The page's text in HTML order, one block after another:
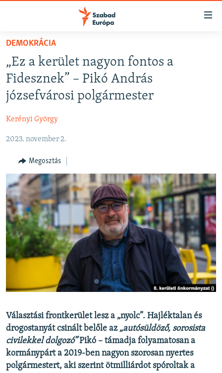
Akadálymentes
Ugrás
fő
oldalra
Ugrás
tartalomjegyzékre
NAPIRENDEN
AKTUÁLIS
PODCASTOK
ELEMZŐ
NER15
SZABADON
TÁRSADALOM
DEMOKRÁCIA
A PÉNZ NYOMÁBAN
EURÓPAI UNIÓ
VILÁG
KLÍMAVÁLTOZÁS
A MÚLT TANULSÁGAI
KÖVESSEN MINKET!
Valamennyi RFE/RL weboldal
DEMOKRÁCIA
„Ez a kerület nagyon fontos a
Fidesznek” – Pikó András
józsefvárosi polgármester
Kerényi György
2023. november 2.
Megosztás
Választási frontkerület lesz a „nyolc”. Hajléktalan és
drogostanyát csinált belőle az „autósüldöző, sorosista
civilekkel dolgozó”Pikó – támadja folyamatosan a
kormánypárt a 2019-ben nagyon szorosan nyertes
polgármestert, aki szerint ötmilliárdot spóroltak a